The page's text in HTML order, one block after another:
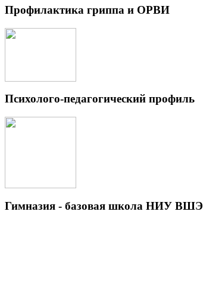
Профилактика гриппа и ОРВИ
Психолого-педагогический профиль
Гимназия - базовая школа НИУ ВШЭ